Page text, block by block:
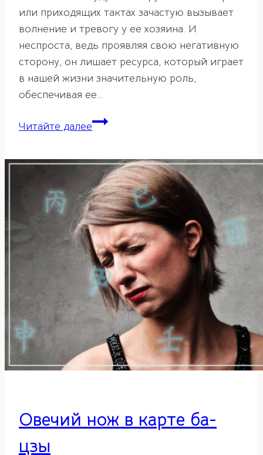
или приходящих тактах зачастую вызывает
волнение и тревогу у ее хозяина. И
неспроста, ведь проявляя свою негативную
сторону, он лишает ресурса, который играет
в нашей жизни значительную роль,
обеспечивая ее…
Читайте далееГрабитель
карте
ба-
цзы
Овечий нож в карте ба-
цзы